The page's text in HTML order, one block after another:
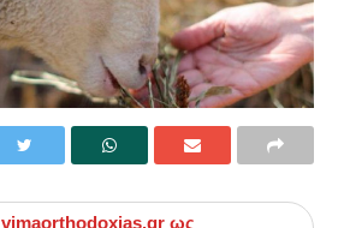
vimaorthodoxias.gr ως